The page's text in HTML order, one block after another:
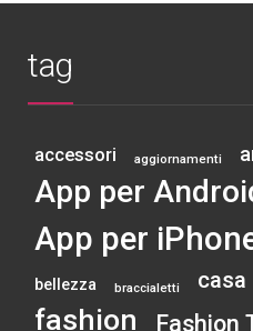
tag
accessori aggiornamenti
App per
App per
bellezza braccialetti casa
fashion Fashion